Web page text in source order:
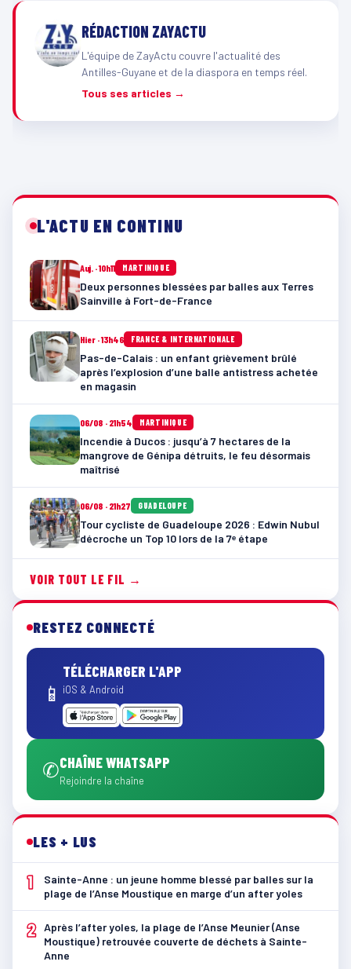
RÉDACTION ZAYACTU
L'équipe de ZayActu couvre l'actualité des
Antilles-Guyane et de la diaspora en temps réel.
Tous ses articles →
L'ACTU EN CONTINU
Auj. · 10h11 MARTINIQUE
Deux personnes blessées par balles aux Terres
Sainville à Fort-de-France
Hier · 13h46 FRANCE & INTERNATIONALE
Pas-de-Calais : un enfant grièvement brûlé
après l’explosion d’une balle antistress achetée
en magasin
06/08 · 21h54 MARTINIQUE
Incendie à Ducos : jusqu’à 7 hectares de la
mangrove de Génipa détruits, le feu désormais
maîtrisé
06/08 · 21h27 GUADELOUPE
Tour cycliste de Guadeloupe 2026 : Edwin Nubul
décroche un Top 10 lors de la 7ᵉ étape
VOIR TOUT LE FIL →
RESTEZ CONNECTÉ
📱
TÉLÉCHARGER L'APP
iOS & Android
✆CHAÎNE WHATSAPP
Rejoindre la chaîne
LES + LUS
1
Sainte-Anne : un jeune homme blessé par balles sur la
plage de l’Anse Moustique en marge d’un after yoles
2 Après l’after yoles, la plage de l’Anse Meunier (Anse
Moustique) retrouvée couverte de déchets à Sainte-
Anne